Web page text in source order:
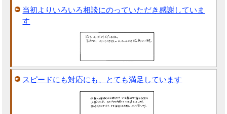
当初よりいろいろ相談にのっていただき感謝していま
す
スピードにも対応にも、とても満足しています